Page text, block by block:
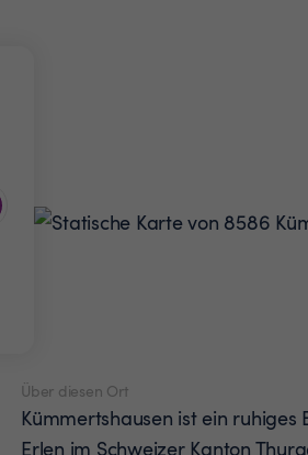
Über diesen Ort
Kümmertshausen ist ein
Erlen im Schweizer Kanton